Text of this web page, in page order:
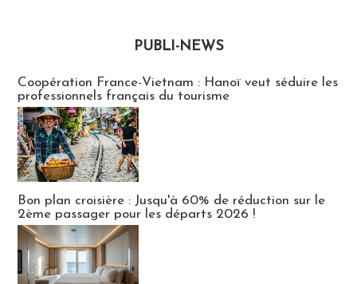
PUBLI-NEWS
Coopération France-Vietnam : Hanoï veut séduire les
professionnels français du tourisme
Bon plan croisière : Jusqu'à 60% de réduction sur le
2ème passager pour les départs 2026 !